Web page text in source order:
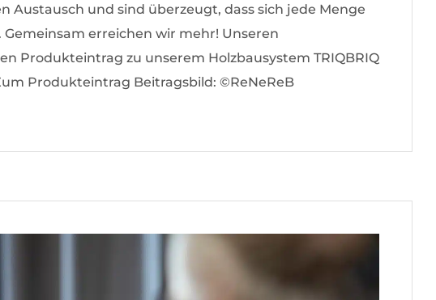
Austausch und sind überzeugt, dass sich jede Menge
erreichen wir mehr! Unseren
Produkteintrag zu unserem Holzbausystem TRIQBRIQ
Produkteintrag Beitragsbild: ©ReNeReB